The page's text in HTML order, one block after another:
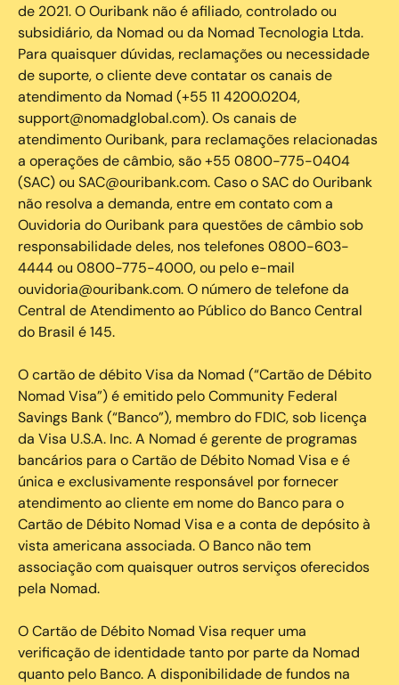
de 2021. O Ouribank não é afiliado, controlado ou
subsidiário, da Nomad ou da Nomad Tecnologia Ltda.
Para quaisquer dúvidas, reclamações ou necessidade
de suporte, o cliente deve contatar os canais de
atendimento da Nomad (+55 11 4200.0204,
support@nomadglobal.com). Os canais de
atendimento Ouribank, para reclamações relacionadas
a operações de câmbio, são +55 0800-775-0404
(SAC) ou SAC@ouribank.com. Caso o SAC do Ouribank
não resolva a demanda, entre em contato com a
Ouvidoria do Ouribank para questões de câmbio sob
responsabilidade deles, nos telefones 0800-603-
4444 ou 0800-775-4000, ou pelo e-mail
ouvidoria@ouribank.com. O número de telefone da
Central de Atendimento ao Público do Banco Central
do Brasil é 145.
O cartão de débito Visa da Nomad (“Cartão de Débito
Nomad Visa”) é emitido pelo Community Federal
Savings Bank (“Banco”), membro do FDIC, sob licença
da Visa U.S.A. Inc. A Nomad é gerente de programas
bancários para o Cartão de Débito Nomad Visa e é
única e exclusivamente responsável por fornecer
atendimento ao cliente em nome do Banco para o
Cartão de Débito Nomad Visa e a conta de depósito à
vista americana associada. O Banco não tem
associação com quaisquer outros serviços oferecidos
pela Nomad.
O Cartão de Débito Nomad Visa requer uma
verificação de identidade tanto por parte da Nomad
quanto pelo Banco. A disponibilidade de fundos na